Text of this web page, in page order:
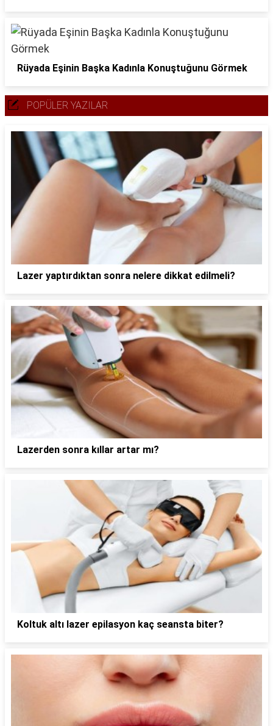
Rüyada Eşinin Başka Kadınla Konuştuğunu Görmek
POPÜLER YAZILAR
Lazer yaptırdıktan sonra nelere dikkat edilmeli?
Lazerden sonra kıllar artar mı?
Koltuk altı lazer epilasyon kaç seansta biter?